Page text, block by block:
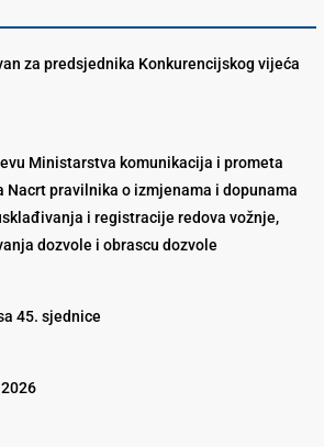
za predsjednika Konkurencijskog vijeća
Ministarstva komunikacija i prometa
Nacrt pravilnika o izmjenama i dopunama
i registracije redova vožnje,
dozvole i obrascu dozvole
45. sjednice